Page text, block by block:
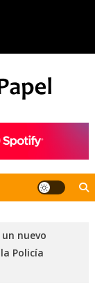
nuevo
Policía